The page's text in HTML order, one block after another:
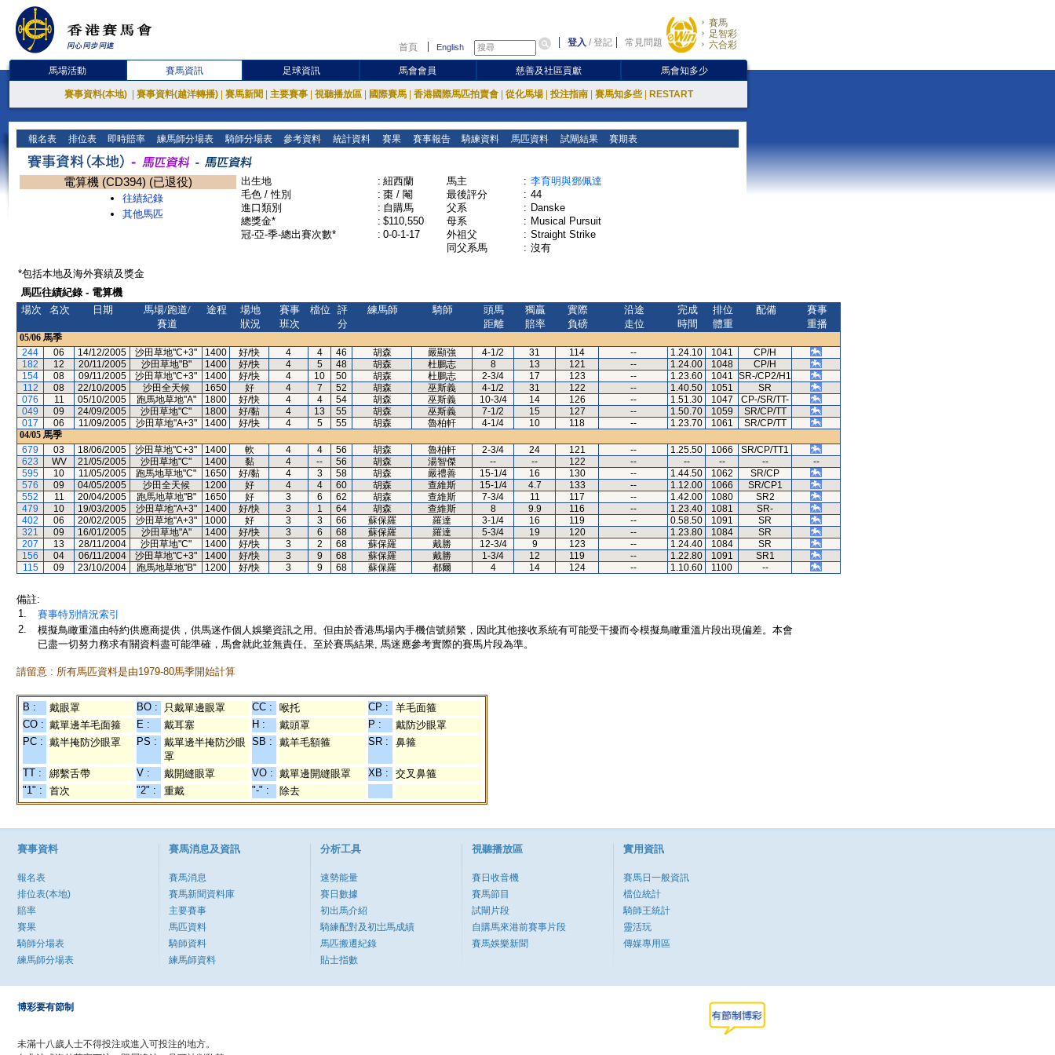
首頁 English 登入 /登記 常見問題
賽馬
足智彩
六合彩
馬場活動 賽馬資訊 足球資訊 馬會會員 慈善及社區貢獻 馬會知多少
賽事資料(本地) 賽事資料(越洋轉播) 賽馬新聞 主要賽事 視聽播放區 國際賽馬 香港國際馬匹拍賣會 從化馬場 投注指南 賽馬知多些 RESTART
報名表 排位表 即時賠率 練馬師分場表 騎師分場表 參考資料 統計資料 賽果 賽事報告 騎練資料 馬匹資料 試閘結果 賽期表
電算機 (CD394) (已退役)
往績紀錄
其他馬匹
出生地 : 紐西蘭
毛色 / 性別
: 棗 / 閹
進口類別
: 自購馬
總獎金*
: $110,550
冠-亞-季-總出賽次數*
: 0-0-1-17
馬主 : 李育明與鄧佩達
最後評分
: 44
父系
: Danske
母系
: Musical Pursuit
外祖父
: Straight Strike
同父系馬
: 沒有
*包括本地及海外賽績及獎金
馬匹往績紀錄 - 電算機
場次
名次 日期
馬場/跑道/
賽道
途程
場地
狀況
賽事
班次
檔位
評
分
練馬師 騎師
頭馬
距離
獨贏
賠率
實際
負磅
沿途
走位
完成
時間
排位
體重
配備
賽事
重播
05/06 馬季
244
06 14/12/2005 沙田草地"C+3" 1400 好/快 4 4 46 胡森 嚴顯強 4-1/2 31 114 -- 1.24.10 1041
CP/H
182
12 20/11/2005 沙田草地"B" 1400 好/快 4 5 48 胡森 杜鵬志 8 13 121 -- 1.24.00 1048
CP/H
154
08 09/11/2005 沙田草地"C+3" 1400 好/快 4 10 50 胡森 杜鵬志 2-3/4 17 123 -- 1.23.60 1041 SR-/CP2/H1
112
08 22/10/2005 沙田全天候 1650 好 4 7 52 胡森 巫斯義 4-1/2 31 122 -- 1.40.50 1051
SR
076
11 05/10/2005 跑馬地草地"A" 1800 好/快 4 4 54 胡森 巫斯義 10-3/4 14 126 -- 1.51.30 1047
CP-/SR/TT-
049
09 24/09/2005 沙田草地"C" 1800 好/黏 4 13 55 胡森 巫斯義 7-1/2 15 127 -- 1.50.70 1059
SR/CP/TT
017
06 11/09/2005 沙田草地"A+3" 1400 好/快 4 5 55 胡森 魯柏軒 4-1/4 10 118 -- 1.23.70 1061
SR/CP/TT
04/05 馬季
679
03 18/06/2005 沙田草地"C+3" 1400 軟 4 4 56 胡森 魯柏軒 2-3/4 24 121 -- 1.25.50 1066
SR/CP/TT1
623
WV 21/05/2005 沙田草地"C" 1400 黏 4 -- 56 胡森 湯智傑 -- -- 122 -- -- -- --
--
595
10 11/05/2005 跑馬地草地"C" 1650 好/黏 4 3 58 胡森 嚴禮善 15-1/4 16 130 -- 1.44.50 1062
SR/CP
576
09 04/05/2005 沙田全天候 1200 好 4 4 60 胡森 查維斯 15-1/4 4.7 133 -- 1.12.00 1066
SR/CP1
552
11 20/04/2005 跑馬地草地"B" 1650 好 3 6 62 胡森 查維斯 7-3/4 11 117 -- 1.42.00 1080
SR2
479
10 19/03/2005 沙田草地"A+3" 1400 好/快 3 1 64 胡森 查維斯 8 9.9 116 -- 1.23.40 1081
SR-
402
06 20/02/2005 沙田草地"A+3" 1000 好 3 3 66 蘇保羅 羅達 3-1/4 16 119 -- 0.58.50 1091
SR
321
09 16/01/2005 沙田草地"A" 1400 好/快 3 6 68 蘇保羅 羅達 5-3/4 19 120 -- 1.23.80 1084
SR
207
13 28/11/2004 沙田草地"C" 1400 好/快 3 2 68 蘇保羅 戴勝 12-3/4 9 123 -- 1.24.40 1084
SR
156
04 06/11/2004 沙田草地"C+3" 1400 好/快 3 9 68 蘇保羅 戴勝 1-3/4 12 119 -- 1.22.80 1091
SR1
115
09 23/10/2004 跑馬地草地"B" 1200 好/快 3 9 68 蘇保羅 都爾 4 14 124 -- 1.10.60 1100 --
備註:
1.
賽事特別情況索引
2.
模擬鳥瞰重溫由特約供應商提供，供馬迷作個人娛樂資訊之用。但由於香港馬場內手機信號頻繁，因此其他接收系統有可能受干擾而令模擬鳥瞰重溫片段出現偏差。本會
已盡一切努力務求有關資料盡可能準確，馬會就此並無責任。至於賽馬結果, 馬迷應參考實際的賽馬片段為準。
請留意 : 所有馬匹資料是由1979-80馬季開始計算
B : 戴眼罩 BO : 只戴單邊眼罩 CC : 喉托 CP :
羊毛面箍
CO : 戴單邊羊毛面箍 E : 戴耳塞 H : 戴頭罩 P :
戴防沙眼罩
PC : 戴半掩防沙眼罩 PS :
戴單邊半掩防沙眼
罩
SB : 戴羊毛額箍 SR : 鼻箍
TT : 綁繫舌帶 V : 戴開縫眼罩 VO : 戴單邊開縫眼罩 XB :
交叉鼻箍
"1" :
首次 "2" : 重戴 "-" : 除去
賽事資料
報名表
排位表(本地)
賠率
賽果
騎師分場表
練馬師分場表
賽馬消息及資訊
賽馬消息
賽馬新聞資料庫
主要賽事
馬匹資料
騎師資料
練馬師資料
分析工具
速勢能量
賽日數據
初出馬介紹
騎練配對及初岀馬成績
馬匹搬遷紀錄
貼士指數
視聽播放區
賽日收音機
賽馬節目
試閘片段
自購馬來港前賽事片段
賽馬娛樂新聞
實用資訊
賽馬日一般資訊
檔位統計
騎師王統計
靈活玩
傳媒專用區
博彩要有節制
未滿十八歲人士不得投注或進入可投注的地方。